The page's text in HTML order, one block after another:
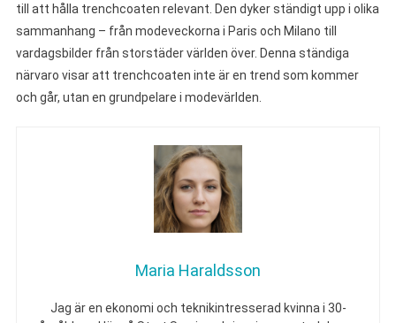
till att hålla trenchcoaten relevant. Den dyker ständigt upp i olika
sammanhang – från modeveckorna i Paris och Milano till
vardagsbilder från storstäder världen över. Denna ständiga
närvaro visar att trenchcoaten inte är en trend som kommer
och går, utan en grundpelare i modevärlden.
Maria Haraldsson
Jag är en ekonomi och teknikintresserad kvinna i 30-